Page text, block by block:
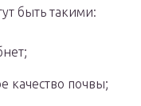
быть такими:
качество почвы;